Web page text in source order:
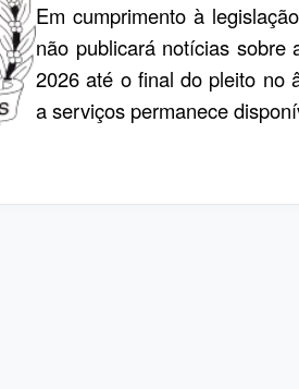
Em cumprimento à
não publicará notícias
2026 até o final do pleito no
a serviços permanece